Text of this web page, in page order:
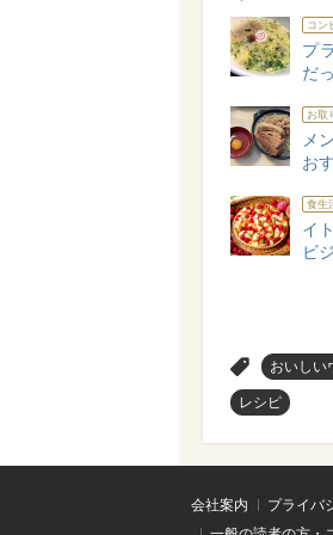
コン
プ
だ
お取
メ
お
食生
イ
ビ
おいしい
レシピ
会社案内 プライバ